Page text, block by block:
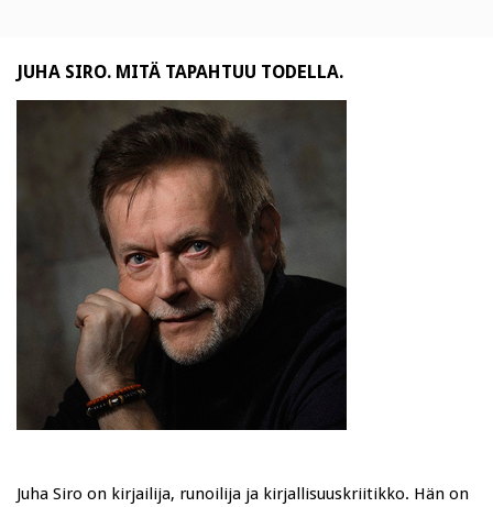
JUHA SIRO. MITÄ TAPAHTUU TODELLA.
Juha Siro on kirjailija, runoilija ja kirjallisuuskriitikko. Hän on